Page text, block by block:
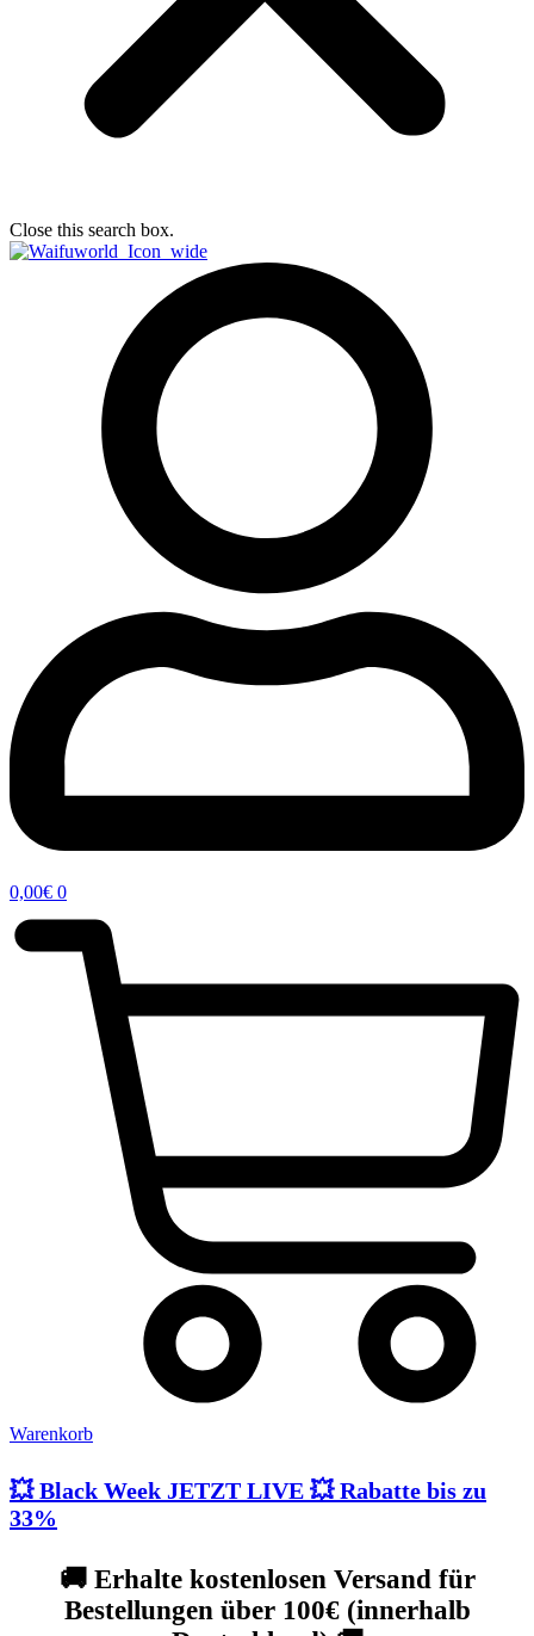
Close this search box.
0,00€ 0
Warenkorb
💥 Black Week JETZT LIVE 💥 Rabatte bis zu
33%
🚚 Erhalte kostenlosen Versand für
Bestellungen über 100€ (innerhalb